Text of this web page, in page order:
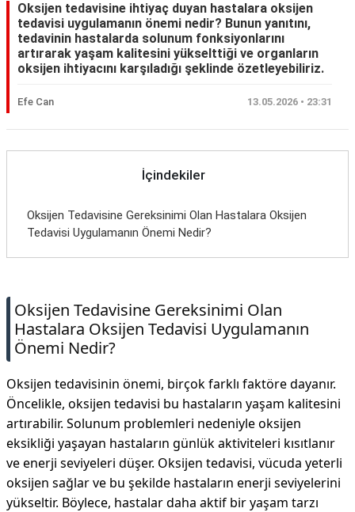
Oksijen tedavisine ihtiyaç duyan hastalara oksijen
tedavisi uygulamanın önemi nedir? Bunun yanıtını,
tedavinin hastalarda solunum fonksiyonlarını
artırarak yaşam kalitesini yükselttiği ve organların
oksijen ihtiyacını karşıladığı şeklinde özetleyebiliriz.
Efe Can 13.05.2026 • 23:31
İçindekiler
Oksijen Tedavisine Gereksinimi Olan Hastalara Oksijen
Tedavisi Uygulamanın Önemi Nedir?
Oksijen Tedavisine Gereksinimi Olan
Hastalara Oksijen Tedavisi Uygulamanın
Önemi Nedir?
Oksijen tedavisinin önemi, birçok farklı faktöre dayanır.
Öncelikle, oksijen tedavisi bu hastaların yaşam kalitesini
artırabilir. Solunum problemleri nedeniyle oksijen
eksikliği yaşayan hastaların günlük aktiviteleri kısıtlanır
ve enerji seviyeleri düşer. Oksijen tedavisi, vücuda yeterli
oksijen sağlar ve bu şekilde hastaların enerji seviyelerini
yükseltir. Böylece, hastalar daha aktif bir yaşam tarzı